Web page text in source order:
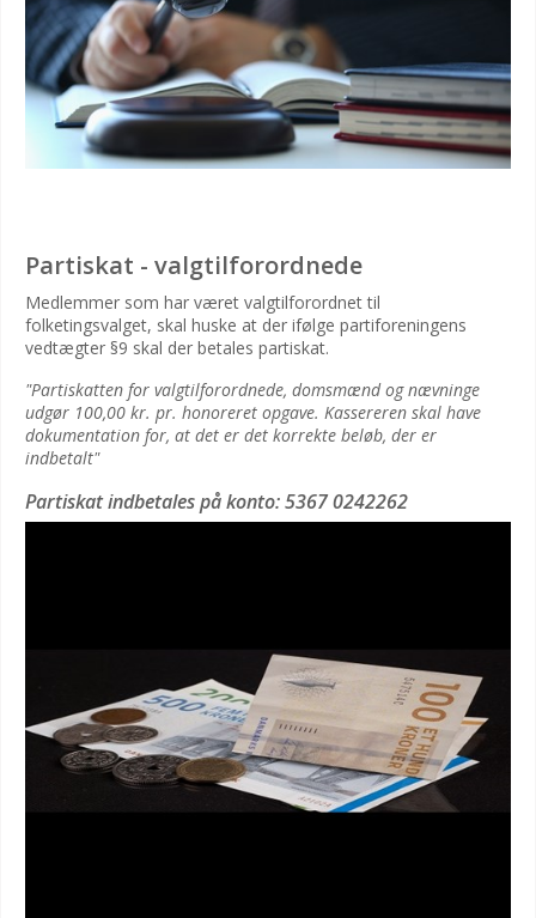
Partiskat - valgtilforordnede
Medlemmer som har været valgtilforordnet til
folketingsvalget, skal huske at der ifølge partiforeningens
vedtægter §9 skal der betales partiskat.
"Partiskatten for valgtilforordnede, domsmænd og nævninge
udgør 100,00 kr. pr. honoreret opgave. Kassereren skal have
dokumentation for, at det er det korrekte beløb, der er
indbetalt"
Partiskat indbetales på konto: 5367 0242262